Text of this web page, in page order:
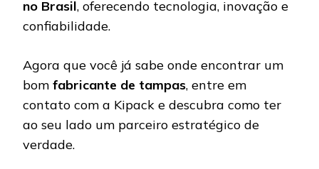
no Brasil, oferecendo tecnologia, inovação e
confiabilidade.
Agora que você já sabe onde encontrar um
bom fabricante de tampas, entre em
contato com a Kipack e descubra como ter
ao seu lado um parceiro estratégico de
verdade.